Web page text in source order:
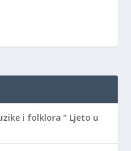
i folklora ” Ljeto u